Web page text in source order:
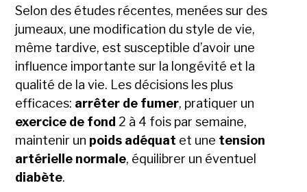
Selon des études récentes, menées sur des
jumeaux, une modification du style de vie,
même tardive, est susceptible d’avoir une
influence importante sur la longévité et la
qualité de la vie. Les décisions les plus
efficaces: arrêter de fumer, pratiquer un
exercice de fond 2 à 4 fois par semaine,
maintenir un poids adéquat et une tension
artérielle normale, équilibrer un éventuel
diabète.